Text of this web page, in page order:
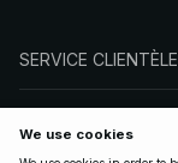
SERVICE CLIENTÈLE